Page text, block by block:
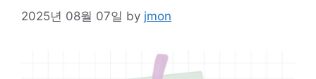
2025년 08월 07일 by jmon